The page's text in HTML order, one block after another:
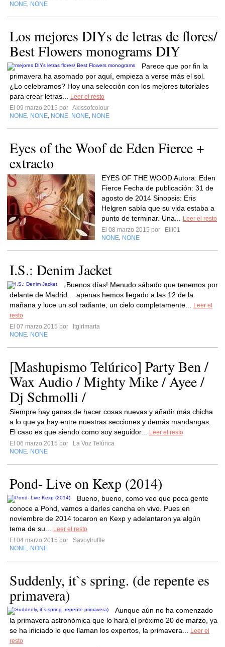
NONE NONE
Los mejores DIYs de letras de flores/
Best Flowers monograms DIY
Parece que por fin la
primavera ha asomado por aquí, empieza a verse más el sol.
¿Lo celebramos? Hoy una selección con los mejores tutoriales
para crear letras...
Leer el resto
El 09 marzo 2015 por Akissofcolour
NONE NONE NONE NONE NONE
Eyes of the Woof de Eden Fierce +
extracto
EYES OF THE WOOD Autora: Eden
Fierce Fecha de publicación: 31 de
agosto de 2014 Sinopsis: Eris
Helgren sabía que su vida estaba a
punto de terminar. Una...
Leer el resto
El 08 marzo 2015 por
Elii01
NONE NONE
I.S.: Denim Jacket
¡Buenos días! Menudo sábado que tenemos por
delante de Madrid… apenas hemos llegado a las 12 de la
mañana y luce un sol radiante, un cielo completamente...
Leer el
resto
El 07 marzo 2015 por
Itgirlmarta
NONE NONE
[Mashupismo Telúrico] Party Ben /
Wax Audio / Mighty Mike / Ayee /
Dj Schmolli /
Siempre hay ganas de hacer cosas nuevas y añadir más chicha
a lo que ya hay entre nuestras secciones y demás mandangas.
El caso es que siendo como soy seguidor...
Leer el resto
El 06 marzo 2015 por
La Voz Telúrica
NONE NONE
Pond- Live on Kexp (2014)
Bueno, bueno, como veo que poca gente
conoce a Pond, vamos a darles cancha en vivo. Pues en
noviembre de 2014 tocaron en Kexp y adelantaron ya algún
tema de su...
Leer el resto
El 04 marzo 2015 por
Savoytruffle
NONE NONE
Suddenly, it`s spring. (de repente es
primavera)
Aunque aún no ha comenzado
la primavera astronómica que lo hará el próximo 20 de marzo, ya
se ha iniciado lo que llaman los expertos, la primavera...
Leer el
resto